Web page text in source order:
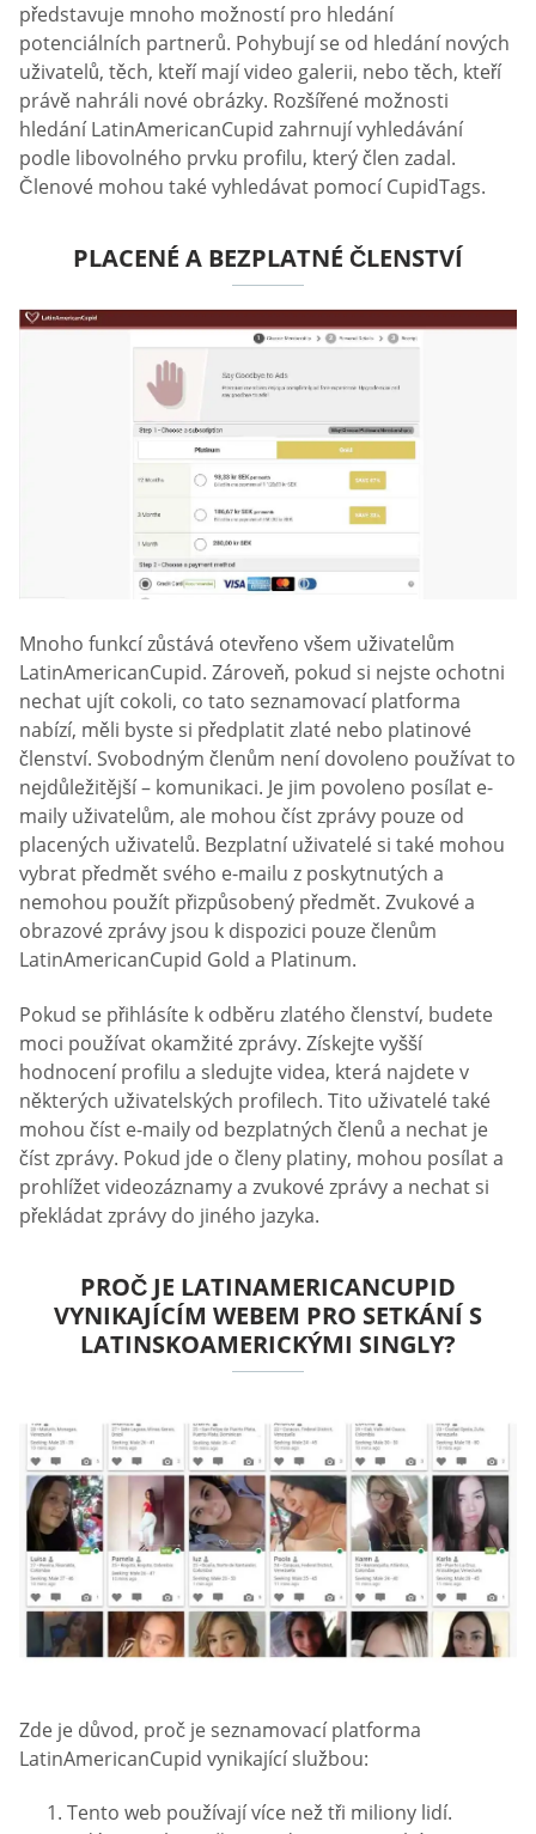
představuje mnoho možností pro hledání
potenciálních partnerů. Pohybují se od hledání nových
uživatelů, těch, kteří mají video galerii, nebo těch, kteří
právě nahráli nové obrázky. Rozšířené možnosti
hledání LatinAmericanCupid zahrnují vyhledávání
podle libovolného prvku profilu, který člen zadal.
Členové mohou také vyhledávat pomocí CupidTags.
PLACENÉ A BEZPLATNÉ ČLENSTVÍ
Mnoho funkcí zůstává otevřeno všem uživatelům
LatinAmericanCupid. Zároveň, pokud si nejste ochotni
nechat ujít cokoli, co tato seznamovací platforma
nabízí, měli byste si předplatit zlaté nebo platinové
členství. Svobodným členům není dovoleno používat to
nejdůležitější – komunikaci. Je jim povoleno posílat e-
maily uživatelům, ale mohou číst zprávy pouze od
placených uživatelů. Bezplatní uživatelé si také mohou
vybrat předmět svého e-mailu z poskytnutých a
nemohou použít přizpůsobený předmět. Zvukové a
obrazové zprávy jsou k dispozici pouze členům
LatinAmericanCupid Gold a Platinum.
Pokud se přihlásíte k odběru zlatého členství, budete
moci používat okamžité zprávy. Získejte vyšší
hodnocení profilu a sledujte videa, která najdete v
některých uživatelských profilech. Tito uživatelé také
mohou číst e-maily od bezplatných členů a nechat je
číst zprávy. Pokud jde o členy platiny, mohou posílat a
prohlížet videozáznamy a zvukové zprávy a nechat si
překládat zprávy do jiného jazyka.
PROČ JE LATINAMERICANCUPID
VYNIKAJÍCÍM WEBEM PRO SETKÁNÍ S
LATINSKOAMERICKÝMI SINGLY?
Zde je důvod, proč je seznamovací platforma
LatinAmericanCupid vynikající službou:
Tento web používají více než tři miliony lidí.